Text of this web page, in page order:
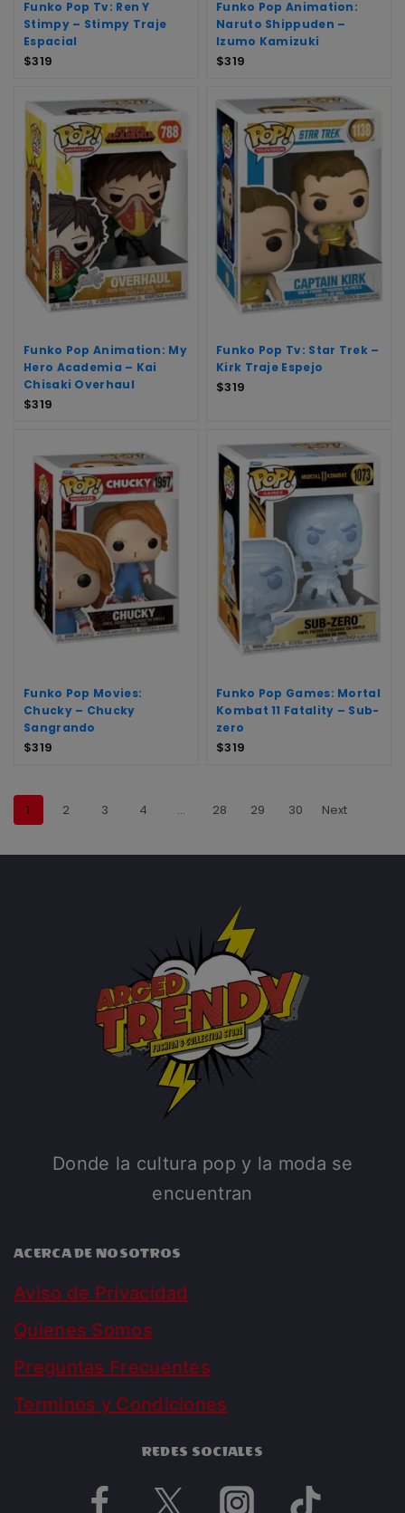
Funko Pop Tv: Ren Y
Stimpy – Stimpy Traje
Espacial
$319
Funko Pop Animation:
Naruto Shippuden –
Izumo Kamizuki
$319
Funko Pop Animation: My
Hero Academia – Kai
Chisaki Overhaul
$319
Funko Pop Tv: Star Trek –
Kirk Traje Espejo
$319
Funko Pop Movies:
Chucky – Chucky
Sangrando
$319
Funko Pop Games: Mortal
Kombat 11 Fatality – Sub-
zero
$319
1 2 3 4 … 28 29 30 Next
Donde la cultura pop y la moda se
encuentran
ACERCA DE NOSOTROS
Aviso de Privacidad
Quienes Somos
Preguntas Frecuentes
Terminos y Condiciones
REDES SOCIALES